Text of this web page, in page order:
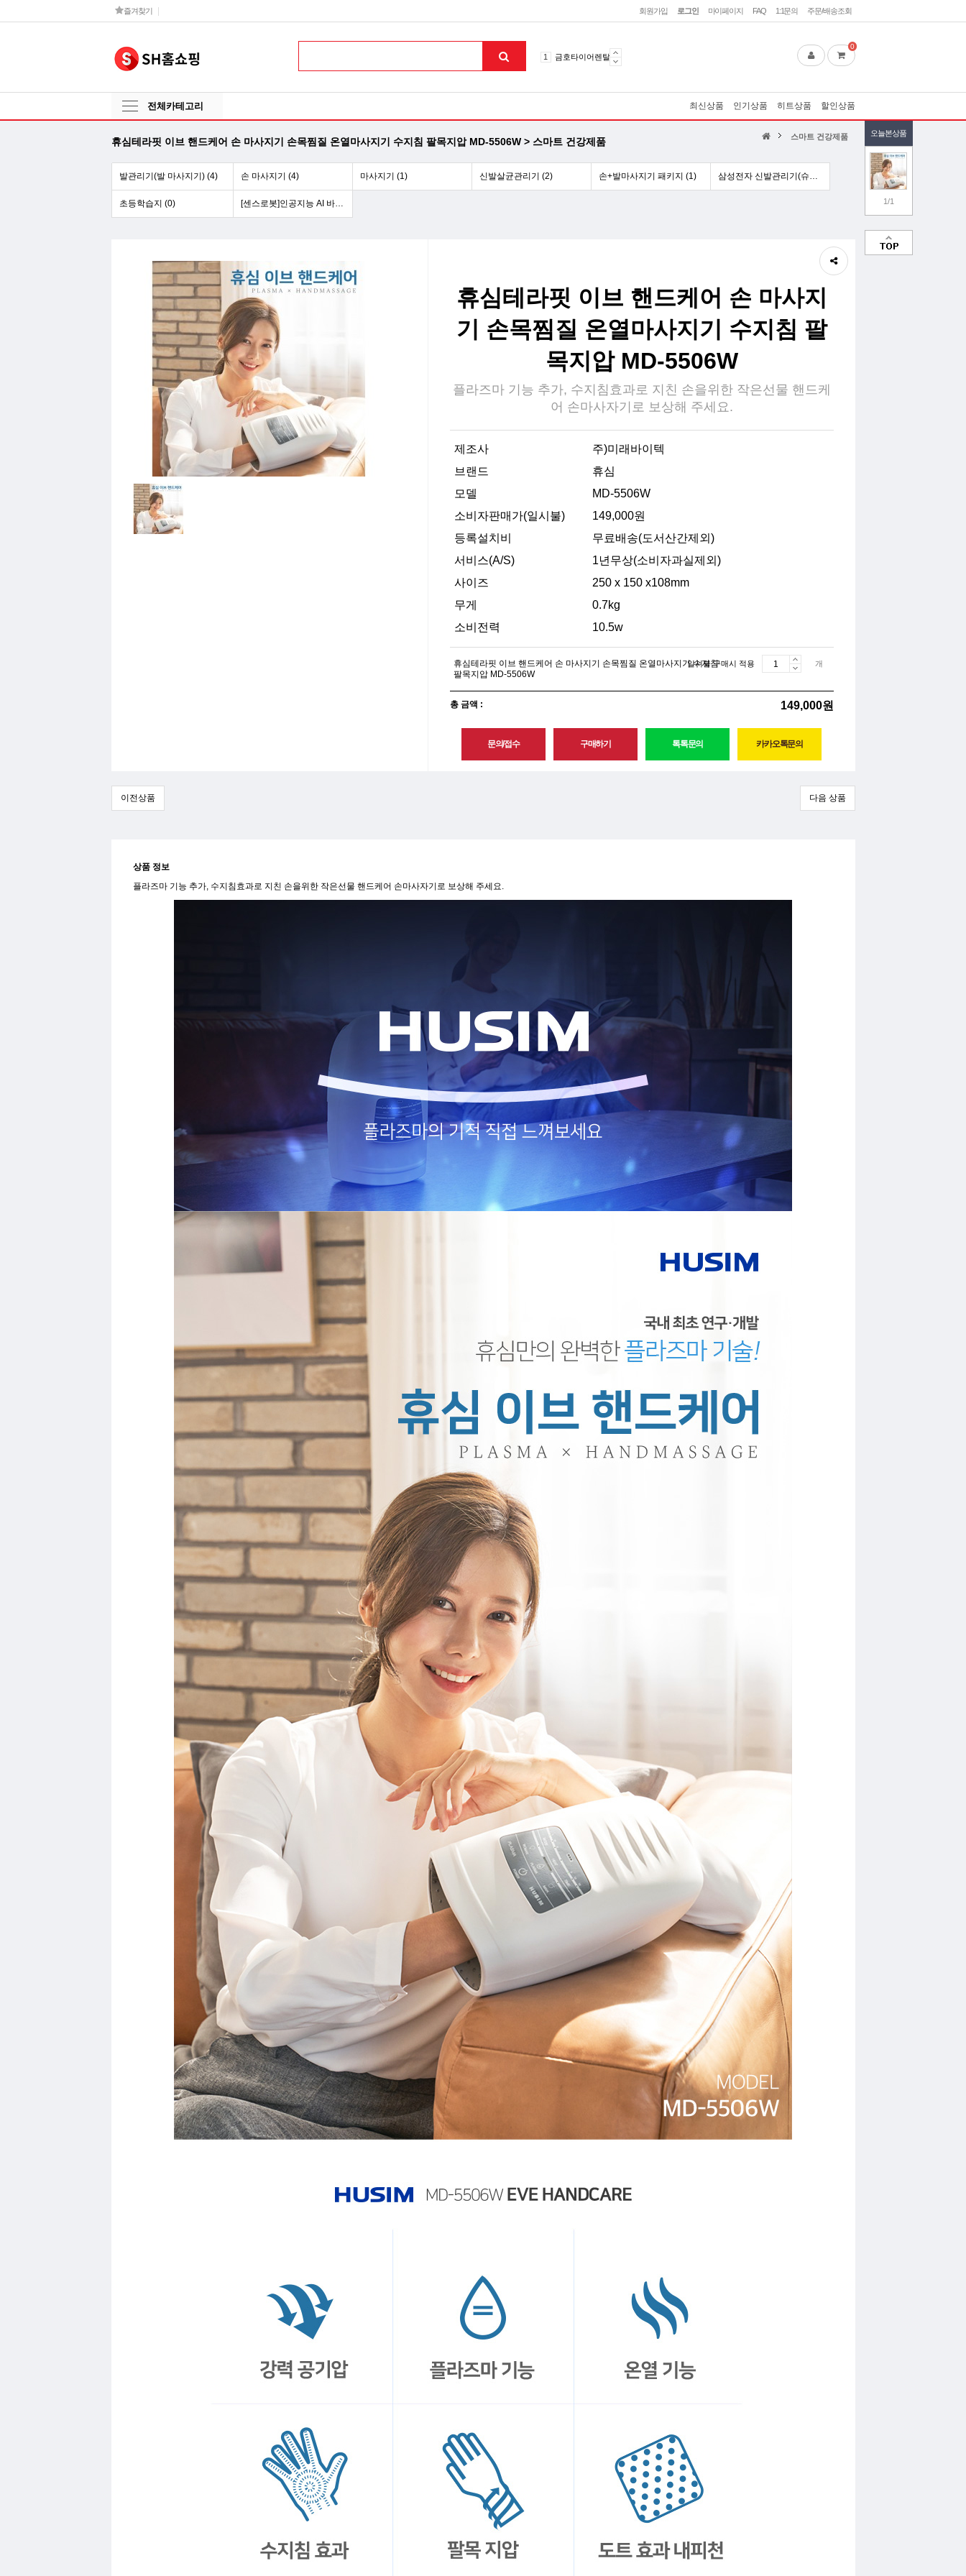
회원가입 로그인 마이페이지 FAQ 1:1문의 주문/배송조회
즐겨찾기
10 토션파장기
2 효돌이
4 자이글온고주파
7 업소용음식물처리기
8 무주천마
9 자동케겔운동기구
0
전체카테고리 최신상품 인기상품 히트상품 할인상품
휴심테라핏 이브 핸드케어 손 마사지기 손목찜질 온열마사지기 수지침 팔목지압 MD-5506W > 스마트 건강제품
오늘본상품
1/1
스마트 건강제품
발관리기(발 마사지기) (4) 손 마사지기 (4) 마사지기 (1) 신발살균관리기 (2) 손+발마사지기 패키지 (1) 삼성전자 신발관리기(슈드레서) (4)
초등학습지 (0) [센스로봇]인공지능 AI 바둑로봇 (1)
휴심테라핏 이브 핸드케어 손 마사지
기 손목찜질 온열마사지기 수지침 팔
목지압 MD-5506W
플라즈마 기능 추가, 수지침효과로 지친 손을위한 작은선물 핸드케
어 손마사자기로 보상해 주세요.
제조사
주)미래바이텍
브랜드
휴심
모델
MD-5506W
소비자판매가(일시불)
149,000원
등록설치비
무료배송(도서산간제외)
서비스(A/S)
1년무상(소비자과실제외)
사이즈
250 x 150 x108mm
무게
0.7kg
소비전력
10.5w
휴심테라핏 이브 핸드케어 손 마사지기 손목찜질 온열마사지기 수지침
팔목지압 MD-5506W
개
일시불 구매시 적용
총 금액 : 149,000원
이전상품 다음 상품
상품 정보
플라즈마 기능 추가, 수지침효과로 지친 손을위한 작은선물 핸드케어 손마사자기로 보상해 주세요.